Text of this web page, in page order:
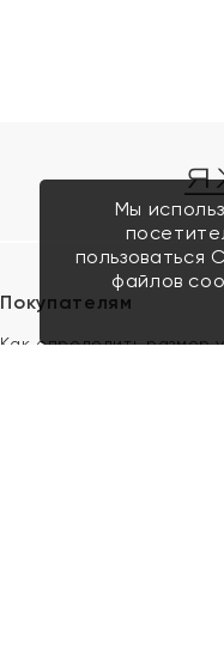
Покупателям
Как определить размер
Мы
пользоваться
файлов